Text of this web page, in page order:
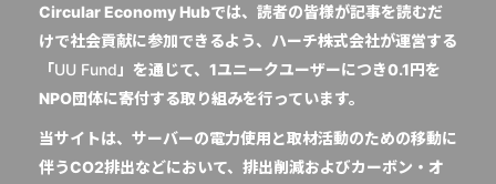
Circular Economy Hubでは、読者の皆様が記事を読むだ
けで社会貢献に参加できるよう、ハーチ株式会社が運営する
「UU Fund 」を通じて、1ユニークユーザーにつき0.1円を
NPO団体に寄付する取り組みを行っています。
当サイトは、サーバーの電力使用と取材活動のための移動に
伴うCO2排出などにおいて、排出削減およびカーボン・オ